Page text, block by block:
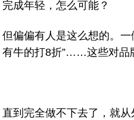
完成年轻，怎么可能？
但偏偏有人是这么想的。一
有牛的打8折”……这些对品
直到完全做不下去了，就